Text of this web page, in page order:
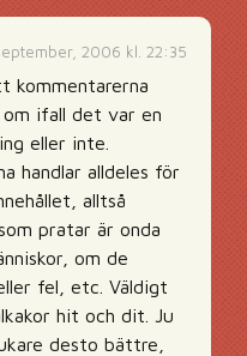
2006 kl. 22:35
kommentarerna
om ifall det var en
eller inte.
handlar alldeles för
alltså
pratar är onda
om de
fel, etc. Väldigt
hit och dit. Ju
desto bättre,